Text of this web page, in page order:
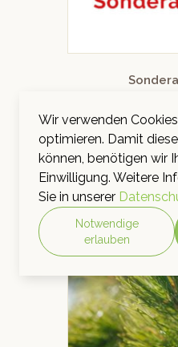
Wir verwenden
optimieren. Damit
können, benötigen wir
Einwilligung. Weitere
Sie in unserer
Notwendige
erlauben